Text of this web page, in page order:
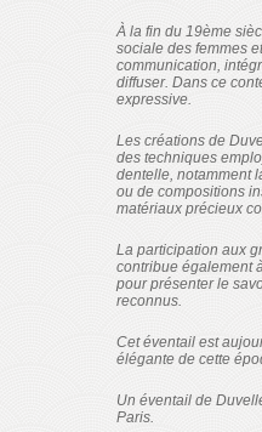
À la fin du 19ème
sociale des femmes
communication,
diffuser. Dans ce
expressive.
Les créations de
des techniques
dentelle, notamment
ou de compositions
matériaux précieux
La participation aux
contribue également
pour présenter le
reconnus.
Cet éventail est
élégante de cette
Un éventail de
Paris.